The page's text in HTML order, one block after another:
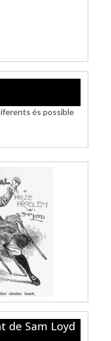
és possible
de Sam Loyd